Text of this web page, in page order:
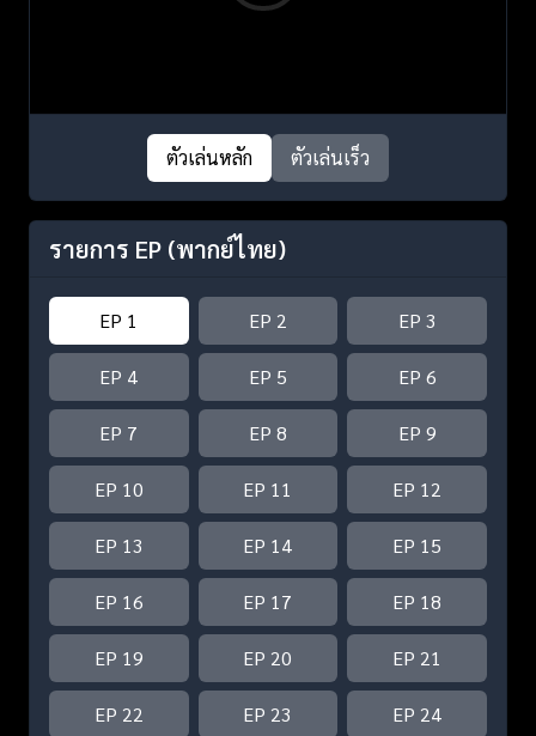
ตัวเล่นหลัก ตัวเล่นเร็ว
รายการ EP (พากย์ไทย)
EP 1 EP 2 EP 3
EP 4 EP 5 EP 6
EP 7 EP 8 EP 9
EP 10 EP 11 EP 12
EP 13 EP 14 EP 15
EP 16 EP 17 EP 18
EP 19 EP 20 EP 21
EP 22 EP 23 EP 24